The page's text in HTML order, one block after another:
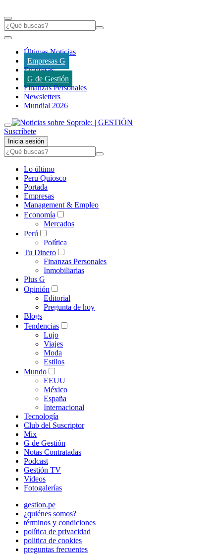
Últimas Noticias
Empresas G
Empresas
G de Gestión
Finanzas Personales
Newsletters
Mundial 2026
Suscríbete
Inicia sesión
Lo último
Peru Quiosco
Portada
Empresas
Management & Empleo
Economía
Mercados
Perú
Política
Tu Dinero
Finanzas Personales
Inmobiliarias
Plus G
Opinión
Editorial
Pregunta de hoy
Blogs
Tendencias
Lujo
Viajes
Moda
Estilos
Mundo
EEUU
México
España
Internacional
Tecnología
Club del Suscriptor
Mix
G de Gestión
Notas Contratadas
Podcast
Gestión TV
Videos
Fotogalerías
gestion.pe
¿quiénes somos?
términos y condiciones
política de privacidad
politica de cookies
preguntas frecuentes